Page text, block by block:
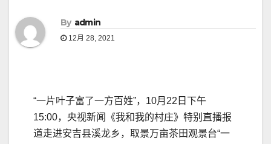
By admin
12月 28, 2021
“一片叶子富了一方百姓”，10月22日下午
15:00，央视新闻《我和我的村庄》特别直播报
道走进安吉县溪龙乡，取景万亩茶田观景台“一